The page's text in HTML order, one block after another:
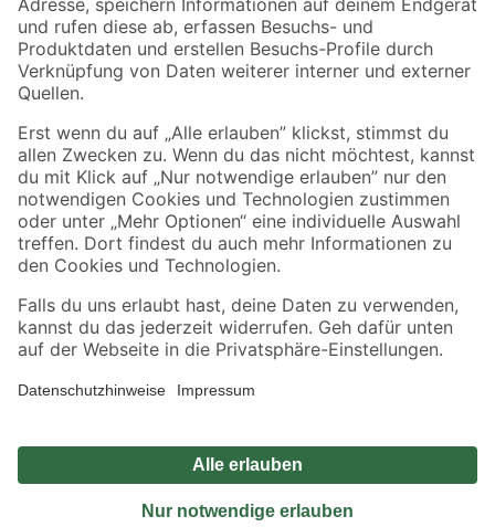
Zahlungsarten Versandarten
Sicher einkaufen
Jetzt die toom-App herunterladen
Alle Preisangaben in EUR inkl. gesetzl. MwSt.. Die dargestellten Angebote sind unter
Umständen nicht in allen Märkten verfügbar. Die angegebenen Verfügbarkeiten beziehen
Produkte nur solange der Vorrat reicht.
*Paketversand ab 59 € versandkostenfrei, gilt nicht für Artikel mit Speditionsversand, hier
Privatsphäre Impressum
Nutzungsbedingungen
Widerrufsrecht
Vertrag widerrufen